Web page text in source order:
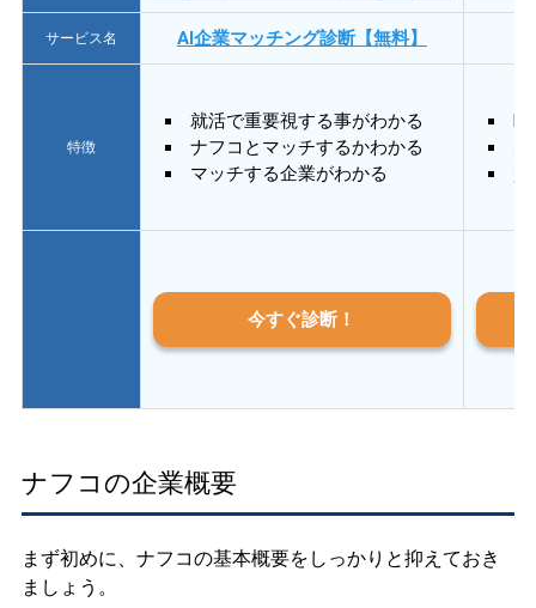
サービス名 AI企業マッチング診断【無料】
特徴
就活で重要視する事がわかる
ナフコとマッチするかわかる
マッチする企業がわかる
質
今すぐ診断！
ナフコの企業概要
まず初めに、ナフコの基本概要をしっかりと抑えておき
ましょう。